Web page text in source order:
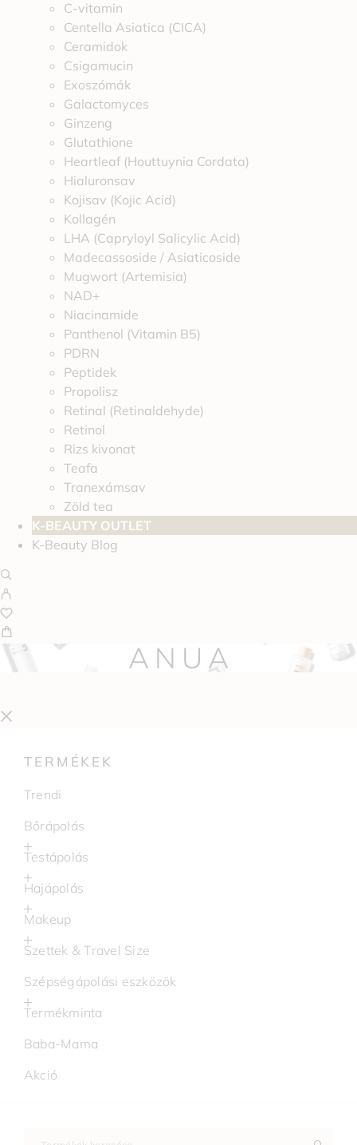
C-vitamin
Centella Asiatica (CICA)
Ceramidok
Csigamucin
Exoszómák
Galactomyces
Ginzeng
Glutathione
Heartleaf (Houttuynia Cordata)
Hialuronsav
Kojisav (Kojic Acid)
Kollagén
LHA (Capryloyl Salicylic Acid)
Madecassoside / Asiaticoside
Mugwort (Artemisia)
NAD+
Niacinamide
Panthenol (Vitamin B5)
PDRN
Peptidek
Propolisz
Retinal (Retinaldehyde)
Retinol
Rizs kivonat
Teafa
Tranexámsav
Zöld tea
K-BEAUTY OUTLET
K-Beauty Blog
ANUA
TERMÉKEK
Trendi
Bőrápolás
Testápolás
Hajápolás
Makeup
Szettek & Travel Size
Szépségápolási eszközök
Termékminta
Baba-Mama
Akció